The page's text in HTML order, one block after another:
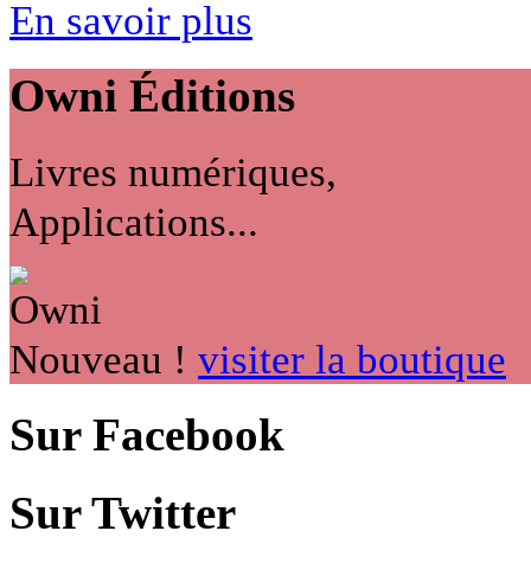
En savoir plus
Owni Éditions
Livres numériques,
Applications...
Nouveau ! visiter la boutique
Sur Facebook
Sur Twitter